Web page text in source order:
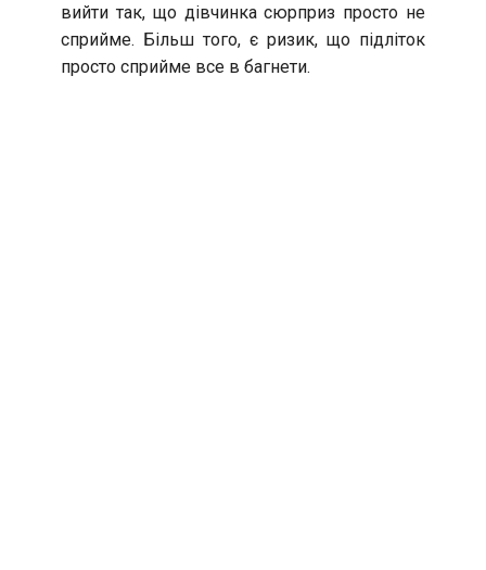
вийти так, що дівчинка сюрприз просто не
сприйме. Більш того, є ризик, що підліток
просто сприйме все в багнети.